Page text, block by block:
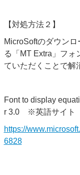
【対処方法２】
MicroSoftのダウン
る 「MT Extra」フ
ていただくことで解
Font to display
r 3.0 ※英語サイト
https://
6828